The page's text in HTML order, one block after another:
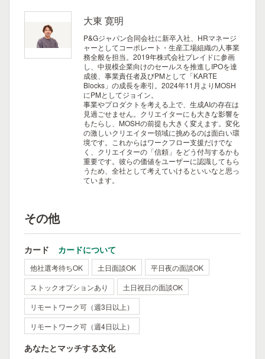
大東 寛明
P&Gジャパン合同会社に新卒入社、HRマネージ
ャーとしてコーポレート・生産工場組織の人事業
務全般を担当。2019年株式会社プレイドに参画
し、中規模企業向けのセールスを推進しIPOを達
成後、事業責任者及びPMとして「KARTE
Blocks」の成長を牽引。2024年11月よりMOSH
にPMとしてジョイン。
事業やプロダクトを考える上で、生成AIの存在は
見過ごせません。クリエイターにも大きな影響を
もたらし、MOSHの前提も大きく変えます。変化
の激しいクリエイター領域に挑めるのは面白い環
境です。これからはワークフロー支援だけでな
く、クリエイターの「信頼」をどう付与するかも
重要です。彼らの価値をユーザーに認識してもら
うため、全社として考えていけるといいなと思っ
ています。
その他
カード カードについて
他社選考待ちOK 土日面談OK
平日夜の面談OK
ストックオプションあり
土日祝日の面談OK
リモートワーク可（週3日以上）
リモートワーク可（週4日以上）
あなたとマッチする文化